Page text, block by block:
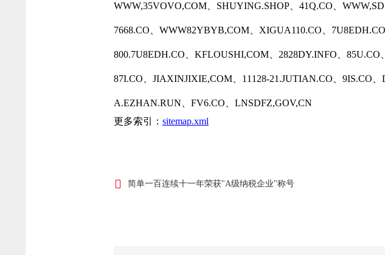
WWW,35VOVO,COM、SHUYING.SHOP、41Q.CO、
7668.CO、WWW82YBYB,COM、XIGUA110.CO、
800.7U8EDH.CO、KFLOUSHI,COM、2828DY.INFO、
87I.CO、JIAXINJIXIE,COM、11128-21.JUTIAN.CO、9IS.CO
A.EZHAN.RUN、FV6.CO、LNSDFZ,GOV,CN
更多索引： sitemap.xml
简单一百连续十一年荣获"A级纳税企业"称号